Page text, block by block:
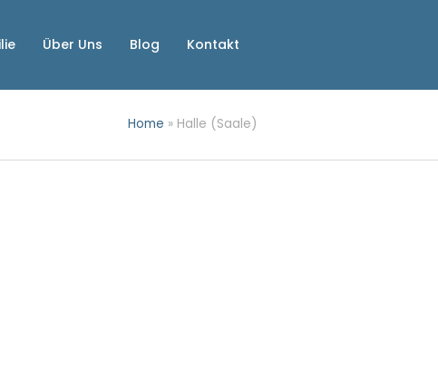
Über Uns Blog Kontakt
Home » Halle (Saale)